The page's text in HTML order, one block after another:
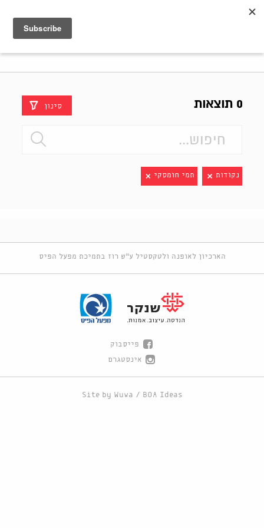
0 תוצאות סינון
נקודות תמי חומסקי
הארכיון לאופנה ולטקסטיל ע"ש רוז בתמיכת מפעל הפיס
פייסבוק
אינסטגרם
Site by Wuwa / BOA Ideas